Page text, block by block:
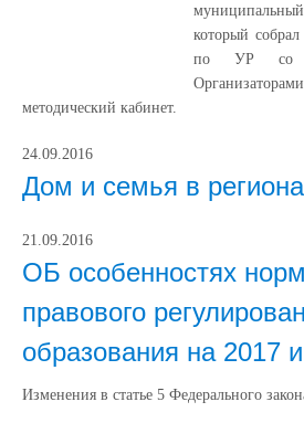
который собрал
по УР со
методический кабинет.
24.09.2016
Дом и семья в
21.09.2016
ОБ особенностях
правового
образования на 2017
Изменения в статье 5 Федерального